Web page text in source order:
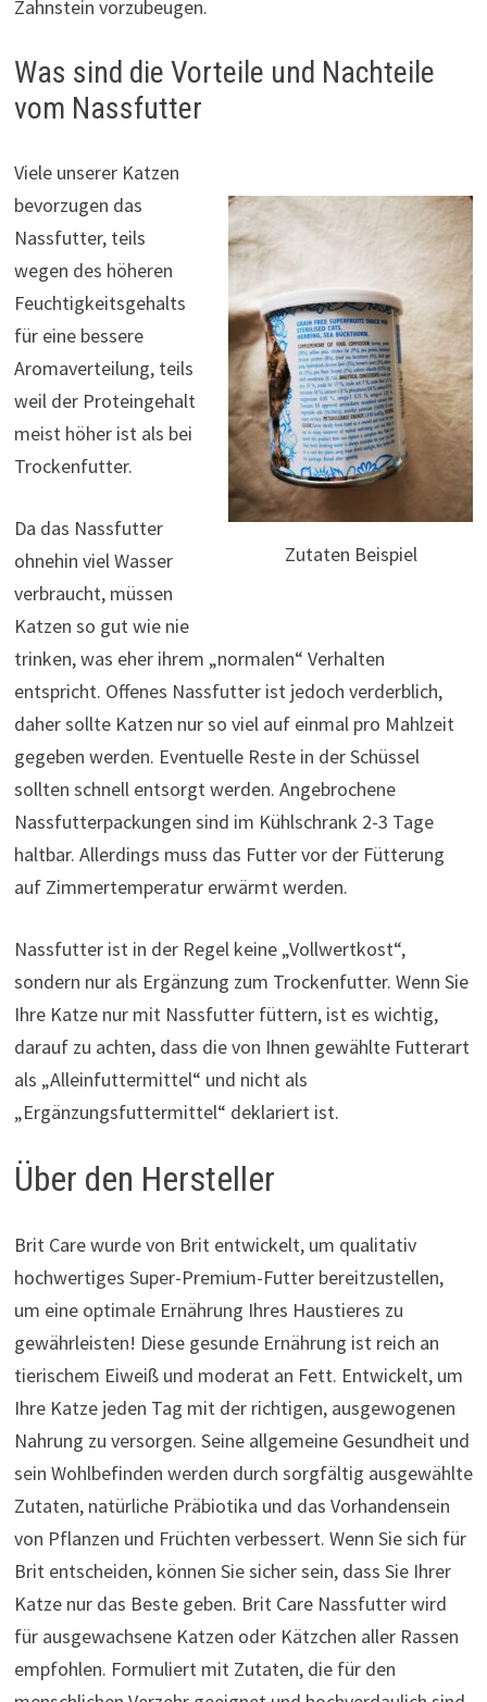
Zahnstein vorzubeugen.
Was sind die Vorteile und Nachteile
vom Nassfutter
Zutaten Beispiel
Viele unserer Katzen
bevorzugen das
Nassfutter, teils
wegen des höheren
Feuchtigkeitsgehalts
für eine bessere
Aromaverteilung, teils
weil der Proteingehalt
meist höher ist als bei
Trockenfutter.
Da das Nassfutter
ohnehin viel Wasser
verbraucht, müssen
Katzen so gut wie nie
trinken, was eher ihrem „normalen“ Verhalten
entspricht. Offenes Nassfutter ist jedoch verderblich,
daher sollte Katzen nur so viel auf einmal pro Mahlzeit
gegeben werden. Eventuelle Reste in der Schüssel
sollten schnell entsorgt werden. Angebrochene
Nassfutterpackungen sind im Kühlschrank 2-3 Tage
haltbar. Allerdings muss das Futter vor der Fütterung
auf Zimmertemperatur erwärmt werden.
Nassfutter ist in der Regel keine „Vollwertkost“,
sondern nur als Ergänzung zum Trockenfutter. Wenn Sie
Ihre Katze nur mit Nassfutter füttern, ist es wichtig,
darauf zu achten, dass die von Ihnen gewählte Futterart
als „Alleinfuttermittel“ und nicht als
„Ergänzungsfuttermittel“ deklariert ist.
Über den Hersteller
Brit Care wurde von Brit entwickelt, um qualitativ
hochwertiges Super-Premium-Futter bereitzustellen,
um eine optimale Ernährung Ihres Haustieres zu
gewährleisten! Diese gesunde Ernährung ist reich an
tierischem Eiweiß und moderat an Fett. Entwickelt, um
Ihre Katze jeden Tag mit der richtigen, ausgewogenen
Nahrung zu versorgen. Seine allgemeine Gesundheit und
sein Wohlbefinden werden durch sorgfältig ausgewählte
Zutaten, natürliche Präbiotika und das Vorhandensein
von Pflanzen und Früchten verbessert. Wenn Sie sich für
Brit entscheiden, können Sie sicher sein, dass Sie Ihrer
Katze nur das Beste geben. Brit Care Nassfutter wird
für ausgewachsene Katzen oder Kätzchen aller Rassen
empfohlen. Formuliert mit Zutaten, die für den